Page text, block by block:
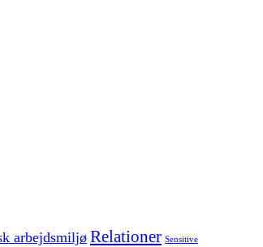
arbejdsmiljøRelationer Sensitive